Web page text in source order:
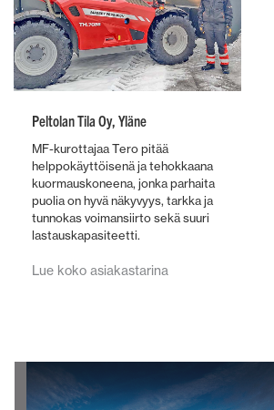
Peltolan Tila Oy, Yläne
MF-kurottajaa Tero pitää
helppokäyttöisenä ja tehokkaana
kuormauskoneena, jonka parhaita
puolia on hyvä näkyvyys, tarkka ja
tunnokas voimansiirto sekä suuri
lastauskapasiteetti.
Lue koko asiakastarina